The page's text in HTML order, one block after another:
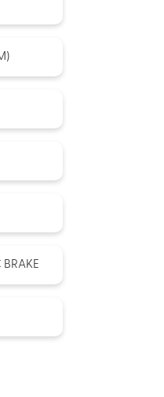
BRAKE